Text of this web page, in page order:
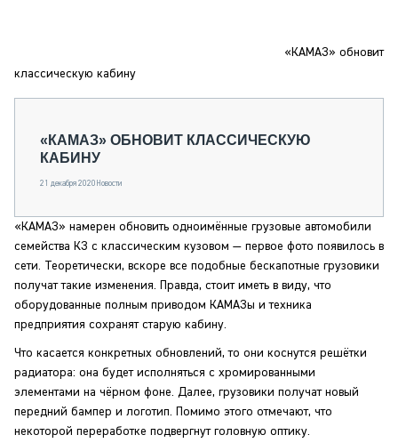
СПЕЦПРОЕКТЫ
О ПРОЕКТЕ
«КАМАЗ» обновит
классическую кабину
«КАМАЗ» ОБНОВИТ КЛАССИЧЕСКУЮ
КАБИНУ
21 декабря 2020 Новости
«КАМАЗ» намерен обновить одноимённые грузовые автомобили
семейства КЗ с классическим кузовом — первое фото появилось в
сети. Теоретически, вскоре все подобные бескапотные грузовики
получат такие изменения. Правда, стоит иметь в виду, что
оборудованные полным приводом КАМАЗы и техника
предприятия сохранят старую кабину.
Что касается конкретных обновлений, то они коснутся решётки
радиатора: она будет исполняться с хромированными
элементами на чёрном фоне. Далее, грузовики получат новый
передний бампер и логотип. Помимо этого отмечают, что
некоторой переработке подвергнут головную оптику.